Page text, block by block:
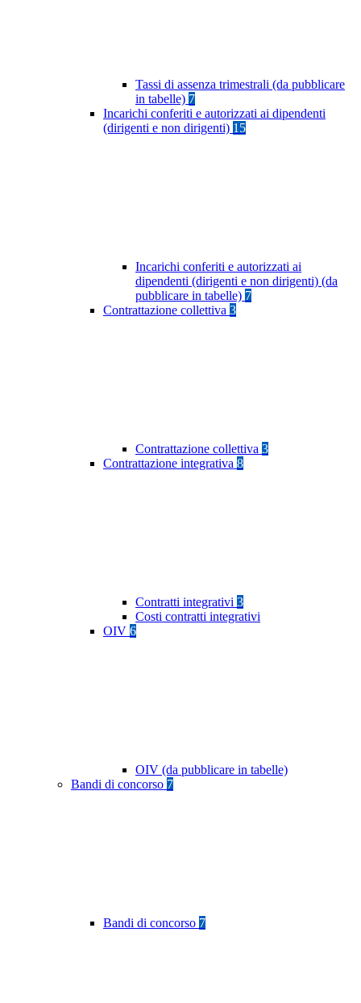
Tassi di assenza trimestrali (da pubblicare
in tabelle) 7
Incarichi conferiti e autorizzati ai dipendenti
(dirigenti e non dirigenti) 15
Incarichi conferiti e autorizzati ai
dipendenti (dirigenti e non dirigenti) (da
pubblicare in tabelle) 7
Contrattazione collettiva 3
Contrattazione collettiva 3
Contrattazione integrativa 8
Contratti integrativi 3
Costi contratti integrativi
OIV 6
OIV (da pubblicare in tabelle)
Bandi di concorso 7
Bandi di concorso 7